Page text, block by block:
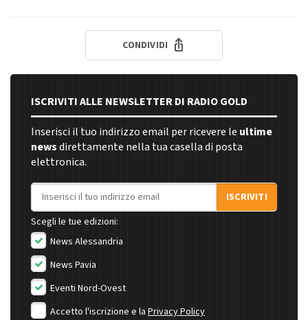
CONDIVIDI
ISCRIVITI ALLE NEWSLETTER DI RADIO GOLD
Inserisci il tuo indirizzo email per ricevere le ultime
newsdirettamente nella tua casella di posta
elettronica.
Indirizzo email
ISCRIVITI
Scegli le tue edizioni:
News Alessandria
News Pavia
Eventi Nord-Ovest
Accetto l'iscrizione e la Privacy Policy